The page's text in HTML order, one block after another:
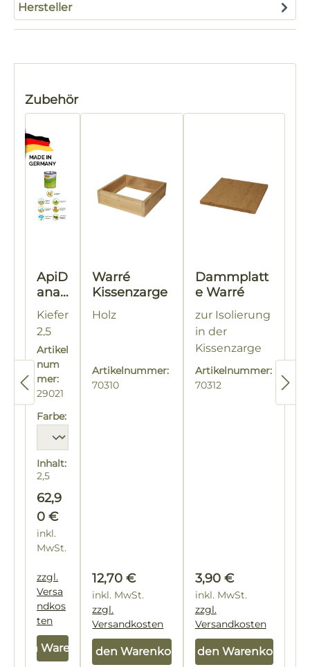
Hersteller
Produktgalerie überspringen
Zubehör
ApiD
ana
®
Beut
ensc
hutz
-
Lasu
r
Kiefer
2,5
Liter
Artikel
num
mer:
29021
Farbe:
Inhalt:
2,5
(25,16
€ / 1
Regulärer Preis:
62,9
0 €
inkl.
MwSt.
zzgl.
Versa
ndkos
ten
In den Warenkorb
Warré
Kissenzarge
Holz
Artikelnummer:
70310
Regulärer Preis:
12,70 €
inkl. MwSt.
zzgl.
Versandkosten
In den Warenkorb
Dammplatt
e Warré
zur Isolierung
in der
Kissenzarge
Artikelnummer:
70312
Regulärer Preis:
3,90 €
inkl. MwSt.
zzgl.
Versandkosten
In den Warenkorb